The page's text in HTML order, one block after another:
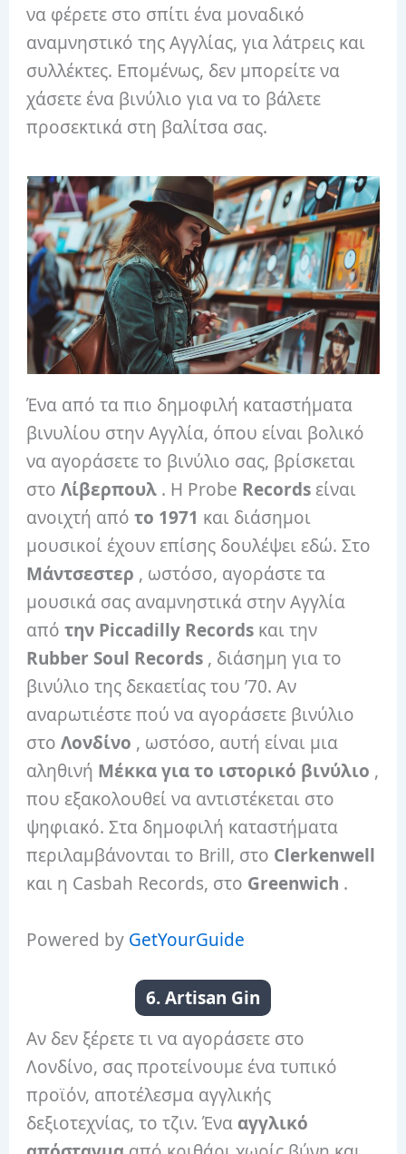
να φέρετε στο σπίτι ένα μοναδικό
αναμνηστικό της Αγγλίας, για λάτρεις και
συλλέκτες. Επομένως, δεν μπορείτε να
χάσετε ένα βινύλιο για να το βάλετε
προσεκτικά στη βαλίτσα σας.
Ένα από τα πιο δημοφιλή καταστήματα
βινυλίου στην Αγγλία, όπου είναι βολικό
να αγοράσετε το βινύλιο σας, βρίσκεται
στοΛίβερπουλ . Η Probe Records είναι
ανοιχτή απότο 1971 και διάσημοι
μουσικοί έχουν επίσης δουλέψει εδώ. Στο
Μάντσεστερ , ωστόσο, αγοράστε τα
μουσικά σας αναμνηστικά στην Αγγλία
απότην Piccadilly Records και την
Rubber Soul Records , διάσημη για το
βινύλιο της δεκαετίας του ’70. Αν
αναρωτιέστε πού να αγοράσετε βινύλιο
στοΛονδίνο , ωστόσο, αυτή είναι μια
αληθινή Μέκκα για το ιστορικό βινύλιο ,
που εξακολουθεί να αντιστέκεται στο
ψηφιακό. Στα δημοφιλή καταστήματα
περιλαμβάνονται το Brill, στο Clerkenwell
και η Casbah Records, στο Greenwich .
Powered by GetYourGuide
6. Artisan Gin
Αν δεν ξέρετε τι να αγοράσετε στο
Λονδίνο, σας προτείνουμε ένα τυπικό
προϊόν, αποτέλεσμα αγγλικής
δεξιοτεχνίας, το τζιν. Ένα αγγλικό